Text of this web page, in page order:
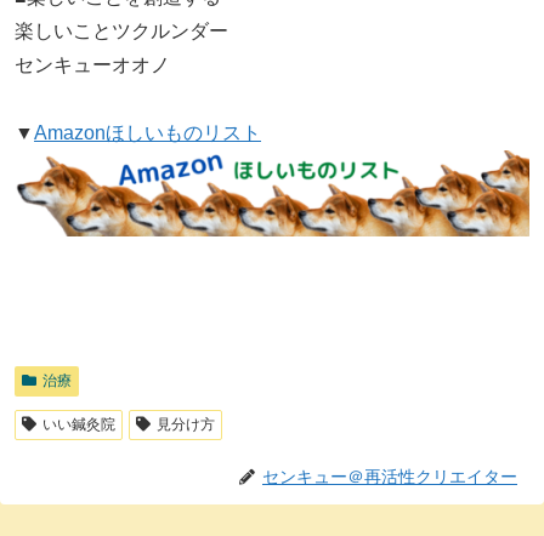
楽しいことツクルンダー
センキューオオノ
▼Amazonほしいものリスト
治療
いい鍼灸院 見分け方
センキュー＠再活性クリエイター